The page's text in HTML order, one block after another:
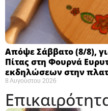
Απόψε Σάββατο (8/8),
Πίτας στη Φουρνά
εκδηλώσεων στην
8 Αυγούστου 2026